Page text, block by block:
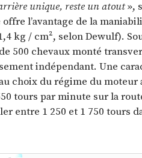
unique, reste un atout»,
l’avantage de la
kg / cm², selon Dewulf).
500 chevaux monté
indépendant. Une
choix du régime du moteur
tours par minute sur la
entre 1 250 et 1 750 tours